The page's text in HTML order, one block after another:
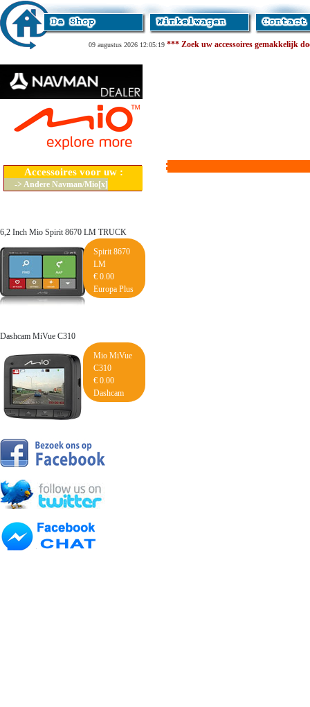
09 augustus 2026 12:05:19 *** Zoek uw accessoires gemakkelijk
Accessoires voor uw :
-> Andere Navman/Mio[x]
6,2 Inch Mio Spirit 8670 LM TRUCK
Spirit 8670
LM
€ 0.00
Europa Plus
Dashcam MiVue C310
Mio MiVue
C310
€ 0.00
Dashcam